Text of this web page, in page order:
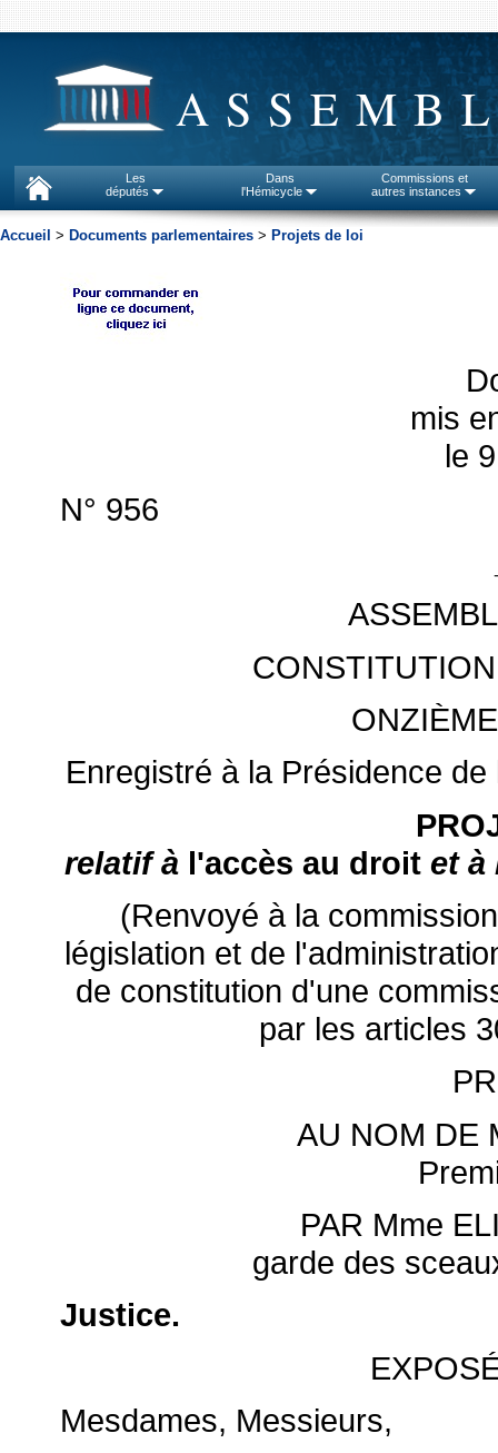
Les
députés
Dans
l'Hémicycle
Commissions et
autres instances
Accueil > Documents parlementaires > Projets de loi
mis
le
N° 956
Enregistré à la Présidence
relatif à l'accès au droit et à
(Renvoyé à la
législation et de
de constitution d'une
par les articles
AU NOM DE
PAR Mme
garde des
Justice.
Mesdames, Messieurs,